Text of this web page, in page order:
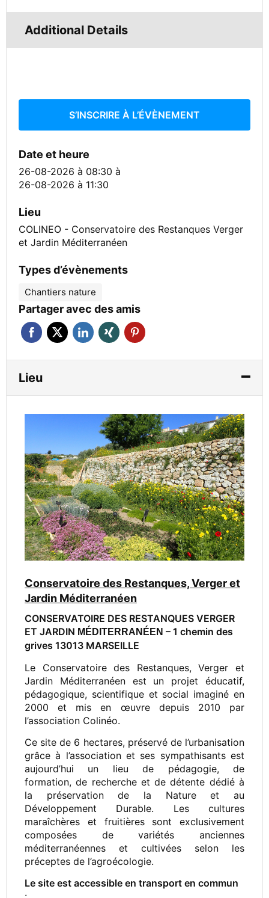
Additional Details
S’INSCRIRE À L’ÉVÈNEMENT
Date et heure
26-08-2026 à 08:30 à
26-08-2026 à 11:30
Lieu
COLINEO - Conservatoire des Restanques Verger
et Jardin Méditerranéen
Types d’évènements
Chantiers nature
Partager avec des amis
Lieu
Conservatoire des Restanques, Verger et
Jardin Méditerranéen
CONSERVATOIRE DES RESTANQUES VERGER
ET JARDIN MÉDITERRANÉEN – 1 chemin des
grives 13013 MARSEILLE
Le Conservatoire des Restanques, Verger et
Jardin Méditerranéen est un projet éducatif,
pédagogique, scientifique et social imaginé en
2000 et mis en œuvre depuis 2010 par
l’association Colinéo.
Ce site de 6 hectares, préservé de l’urbanisation
grâce à l’association et ses sympathisants est
aujourd’hui un lieu de pédagogie, de
formation, de recherche et de détente dédié à
la préservation de la Nature et au
Développement Durable. Les cultures
maraîchères et fruitières sont exclusivement
composées de variétés anciennes
méditerranéennes et cultivées selon les
préceptes de l’agroécologie.
Le site est accessible en transport en commun